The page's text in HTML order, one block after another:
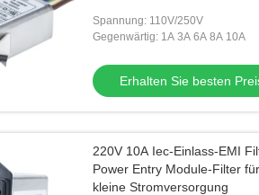
Spannung: 110V/250V
Gegenwärtig: 1A 3A 6A 8A 10A
Erhalten Sie besten
220V 10A Iec-Einlass-EMI
Power Entry Module-Filter für
kleine Stromversorgung